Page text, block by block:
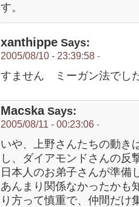
す。
xanthippe Says:
2005/08/10 - 23:39:58 -
すません ミーガン法でし
MacskaSays:
2005/08/11 - 00:23:06 -
いや、上野さんたちの動き
し、ダイアモンドさんの反
日本人のお弟子さんが準備
あんまり関係なかったかも
り方って慎重で、仲間だけ